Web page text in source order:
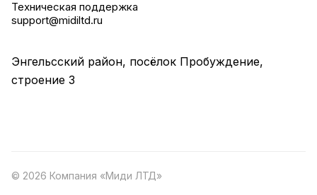
Техническая поддержка
support@midiltd.ru
Энгельсский район, посёлок Пробуждение,
строение 3
© 2026 Компания «Миди ЛТД»